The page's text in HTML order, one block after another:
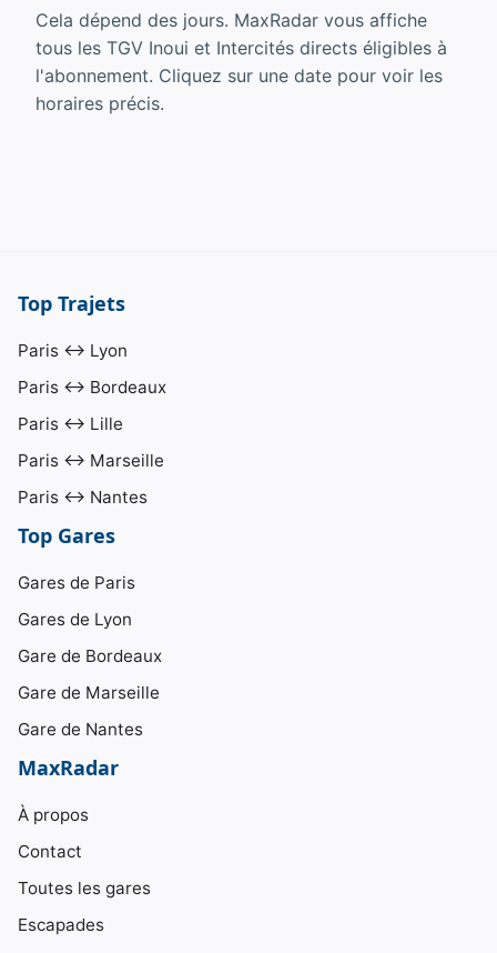
Cela dépend des jours. MaxRadar vous affiche
tous les TGV Inoui et Intercités directs éligibles à
l'abonnement. Cliquez sur une date pour voir les
horaires précis.
Top Trajets
Paris ↔ Lyon
Paris ↔ Bordeaux
Paris ↔ Lille
Paris ↔ Marseille
Paris ↔ Nantes
Top Gares
Gares de Paris
Gares de Lyon
Gare de Bordeaux
Gare de Marseille
Gare de Nantes
MaxRadar
À propos
Contact
Toutes les gares
Escapades